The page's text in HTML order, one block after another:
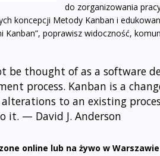
do zorganizowania
koncepcji Metody Kanban i
Kanban”, poprawisz widoczność,
be thought of as a software
process. Kanban is a
to an existing
it. — David J. Anderson
online lub na żywo w